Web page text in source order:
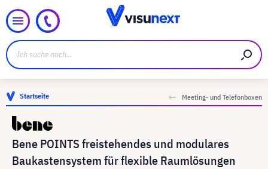
Startseite Meeting- und Telefonboxen
Bene POINTS freistehendes und modulares
Baukastensystem für flexible Raumlösungen